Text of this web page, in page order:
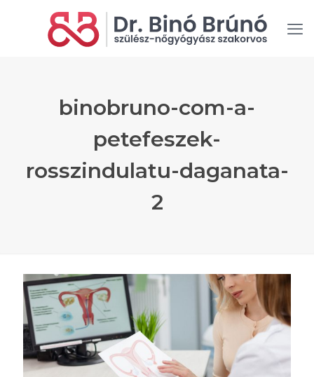
binobruno-com-a-
petefeszek-
rosszindulatu-daganata-
2